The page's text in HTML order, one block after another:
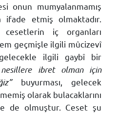
onun mumyalanmamış
ifade etmiş olmaktadır.
cesetlerin iç organları
geçmişle ilgili mûcizevî
ilgili gaybî bir
nesillere ibret olman için
buyurması, gelecek
olarak bulacaklarını
de olmuştur. Ceset şu